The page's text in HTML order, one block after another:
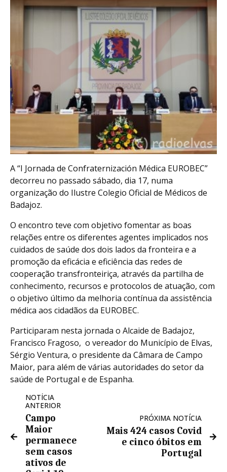
A “I Jornada de Confraternización Médica EUROBEC”
decorreu no passado sábado, dia 17, numa
organização do Ilustre Colegio Oficial de Médicos de
Badajoz.
O encontro teve com objetivo fomentar as boas
relações entre os diferentes agentes implicados nos
cuidados de saúde dos dois lados da fronteira e a
promoção da eficácia e eficiência das redes de
cooperação transfronteiriça, através da partilha de
conhecimento, recursos e protocolos de atuação, com
o objetivo último da melhoria contínua da assistência
médica aos cidadãos da EUROBEC.
Participaram nesta jornada o Alcaide de Badajoz,
Francisco Fragoso, o vereador do Município de Elvas,
Sérgio Ventura, o presidente da Câmara de Campo
Maior, para além de várias autoridades do setor da
saúde de Portugal e de Espanha.
NOTÍCIA
ANTERIOR
Campo
Maior
permanece
sem casos
ativos de
PRÓXIMA NOTÍCIA
Mais 424 casos Covid
e cinco óbitos em
Portugal